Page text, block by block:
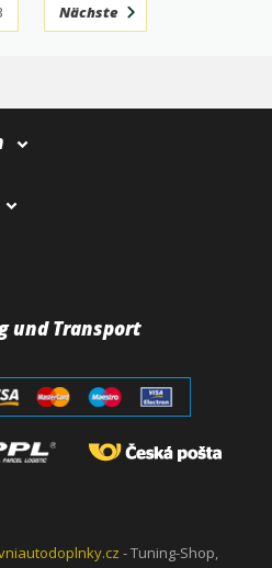
Nächste
und Transport
- Tuning-Shop,